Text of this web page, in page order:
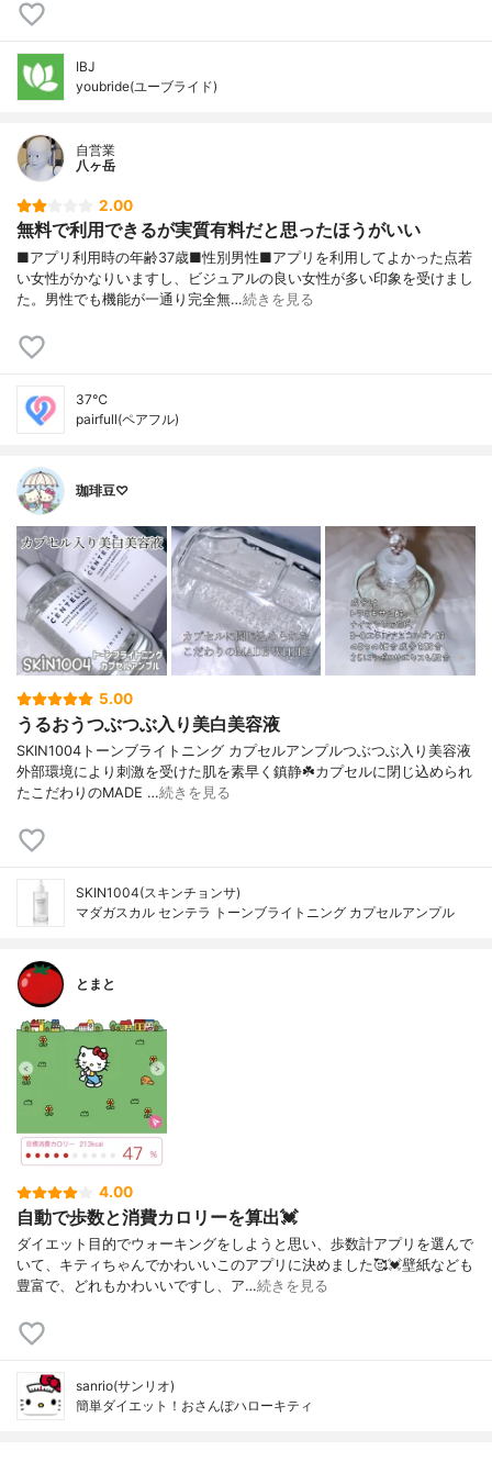
IBJ
youbride(ユーブライド)
自営業
八ヶ岳
2.00
無料で利用できるが実質有料だと思ったほうがいい
■アプリ利用時の年齢37歳■性別男性■アプリを利用してよかった点若
い女性がかなりいますし、ビジュアルの良い女性が多い印象を受けまし
た。男性でも機能が一通り完全無…続きを見る
37℃
pairfull(ペアフル)
珈琲豆♡
5.00
うるおうつぶつぶ入り美白美容液
SKIN1004トーンブライトニング カプセルアンプルつぶつぶ入り美容液
外部環境により刺激を受けた肌を素早く鎮静☘️カプセルに閉じ込められ
たこだわりのMADE …続きを見る
SKIN1004(スキンチョンサ)
マダガスカル センテラ トーンブライトニング カプセルアンプル
とまと
4.00
自動で歩数と消費カロリーを算出💓
ダイエット目的でウォーキングをしようと思い、歩数計アプリを選んで
いて、キティちゃんでかわいいこのアプリに決めました🥰💓壁紙なども
豊富で、どれもかわいいですし、ア…続きを見る
sanrio(サンリオ)
簡単ダイエット！おさんぽハローキティ